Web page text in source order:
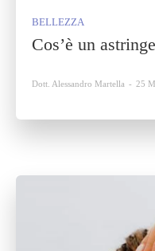
BELLEZZA
Cos’è un
Dott. Alessandro Martella - 25